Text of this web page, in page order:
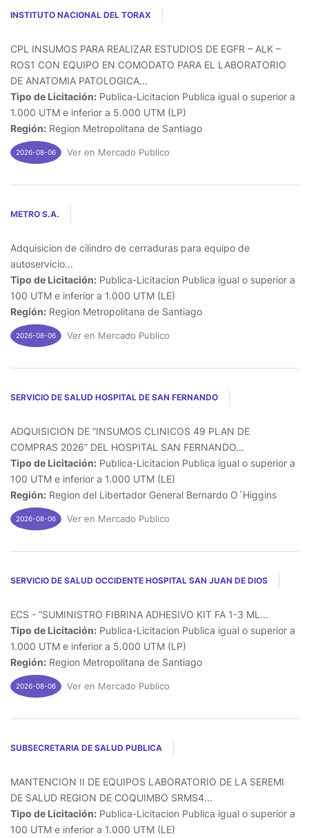
INSTITUTO NACIONAL DEL TORAX
CPL INSUMOS PARA REALIZAR ESTUDIOS DE EGFR – ALK –
ROS1 CON EQUIPO EN COMODATO PARA EL LABORATORIO
DE ANATOMIA PATOLOGICA...
Tipo de Licitación: Publica-Licitacion Publica igual o superior a
1.000 UTM e inferior a 5.000 UTM (LP)
Región: Region Metropolitana de Santiago
2026-08-06 Ver en Mercado Publico
METRO S.A.
Adquisicion de cilindro de cerraduras para equipo de
autoservicio...
Tipo de Licitación: Publica-Licitacion Publica igual o superior a
100 UTM e inferior a 1.000 UTM (LE)
Región: Region Metropolitana de Santiago
2026-08-06 Ver en Mercado Publico
SERVICIO DE SALUD HOSPITAL DE SAN FERNANDO
ADQUISICION DE “INSUMOS CLINICOS 49 PLAN DE
COMPRAS 2026” DEL HOSPITAL SAN FERNANDO...
Tipo de Licitación: Publica-Licitacion Publica igual o superior a
100 UTM e inferior a 1.000 UTM (LE)
Región: Region del Libertador General Bernardo O´Higgins
2026-08-06 Ver en Mercado Publico
SERVICIO DE SALUD OCCIDENTE HOSPITAL SAN JUAN DE DIOS
ECS - “SUMINISTRO FIBRINA ADHESIVO KIT FA 1-3 ML...
Tipo de Licitación: Publica-Licitacion Publica igual o superior a
1.000 UTM e inferior a 5.000 UTM (LP)
Región: Region Metropolitana de Santiago
2026-08-06 Ver en Mercado Publico
SUBSECRETARIA DE SALUD PUBLICA
MANTENCION II DE EQUIPOS LABORATORIO DE LA SEREMI
DE SALUD REGION DE COQUIMBO SRMS4...
Tipo de Licitación: Publica-Licitacion Publica igual o superior a
100 UTM e inferior a 1.000 UTM (LE)